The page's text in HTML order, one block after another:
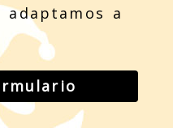
adaptamos a